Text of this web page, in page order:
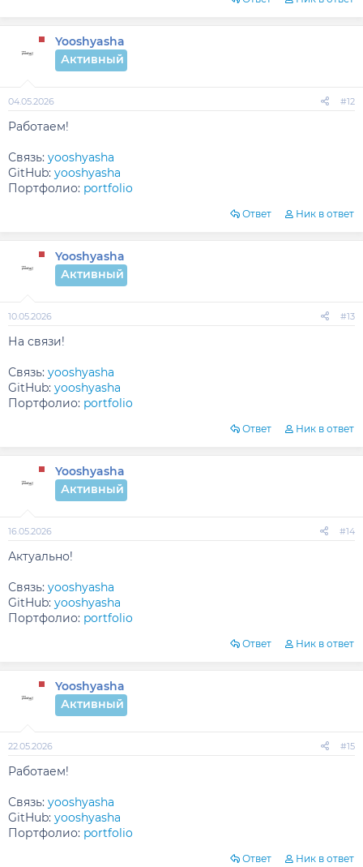
Yooshyasha
Активный
04.05.2026 #12
Работаем!
Связь: yooshyasha
GitHub: yooshyasha
Портфолио: portfolio
Ответ Ник в ответ
Yooshyasha
Активный
10.05.2026 #13
На связи!
Связь: yooshyasha
GitHub: yooshyasha
Портфолио: portfolio
Ответ Ник в ответ
Yooshyasha
Активный
16.05.2026 #14
Актуально!
Связь: yooshyasha
GitHub: yooshyasha
Портфолио: portfolio
Ответ Ник в ответ
Yooshyasha
Активный
22.05.2026 #15
Работаем!
Связь: yooshyasha
GitHub: yooshyasha
Портфолио: portfolio
Ответ Ник в ответ